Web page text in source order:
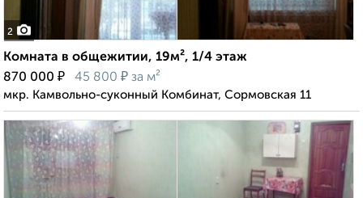
2
Комната в общежитии, 19м², 1/4 этаж
870 000 ₽ 45 800 ₽ за м²
мкр. Камвольно-суконный Комбинат, Сормовская 11